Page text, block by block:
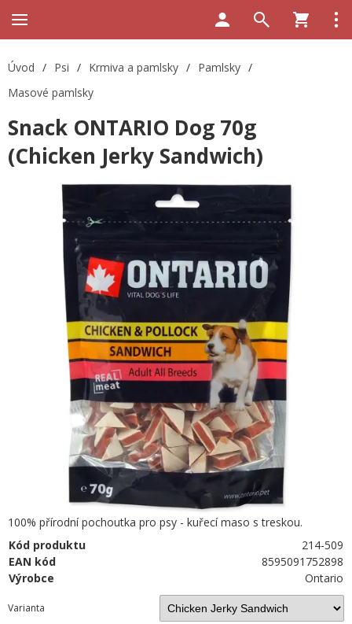
Úvod / Psi / Krmiva a pamlsky / Pamlsky /
Masové pamlsky
Snack ONTARIO Dog 70g
(Chicken Jerky Sandwich)
100% přírodní pochoutka pro psy - kuřecí maso s treskou.
Kód produktu
214-509
EAN kód
8595091752898
Výrobce
Ontario
Varianta